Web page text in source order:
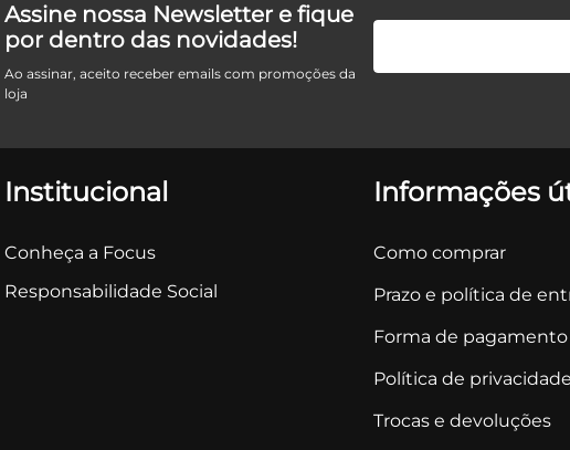
Assine nossa Newsletter e fique
por dentro das novidades!
Ao assinar, aceito receber emails com promoções da
loja
Institucional
Conheça a Focus
Responsabilidade Social
Informações
Como comprar
Prazo e política de
Forma de pagamento
Política de privacidade
Trocas e devoluções